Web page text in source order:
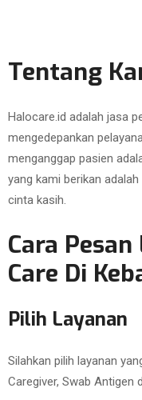
Tentang
Halocare.id adalah jasa
mengedepankan
menganggap pasien
yang kami berikan
cinta kasih.
Cara
Care Di
Pilih Layanan
Silahkan pilih layanan
Caregiver, Swab Antigen